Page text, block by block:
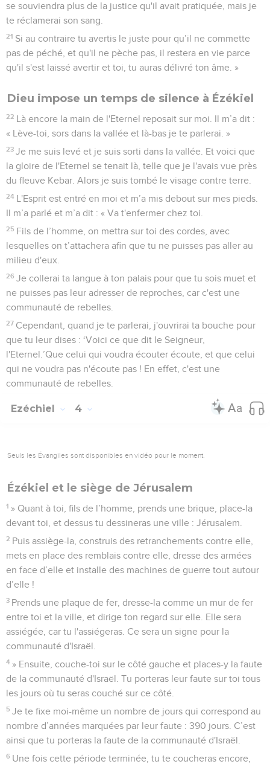
se souviendra plus de la justice qu'il avait pratiquée, mais je
te réclamerai son sang.
21 Si au contraire tu avertis le juste pour qu’il ne commette
pas de péché, et qu'il ne pèche pas, il restera en vie parce
qu'il s'est laissé avertir et toi, tu auras délivré ton âme. »
Dieu impose un temps de silence à Ézékiel
22 Là encore la main de l'Eternel reposait sur moi. Il m’a dit :
« Lève-toi, sors dans la vallée et là-bas je te parlerai. »
23 Je me suis levé et je suis sorti dans la vallée. Et voici que
la gloire de l'Eternel se tenait là, telle que je l'avais vue près
du fleuve Kebar. Alors je suis tombé le visage contre terre.
24 L'Esprit est entré en moi et m’a mis debout sur mes pieds.
Il m’a parlé et m’a dit : « Va t'enfermer chez toi.
25 Fils de l’homme, on mettra sur toi des cordes, avec
lesquelles on t’attachera afin que tu ne puisses pas aller au
milieu d'eux.
26 Je collerai ta langue à ton palais pour que tu sois muet et
ne puisses pas leur adresser de reproches, car c'est une
communauté de rebelles.
27 Cependant, quand je te parlerai, j'ouvrirai ta bouche pour
que tu leur dises : ‘Voici ce que dit le Seigneur,
l'Eternel.’Que celui qui voudra écouter écoute, et que celui
qui ne voudra pas n'écoute pas ! En effet, c'est une
communauté de rebelles.
Ezéchiel 4
Seuls les Évangiles sont disponibles en vidéo pour le moment.
Ézékiel et le siège de Jérusalem
1 » Quant à toi, fils de l’homme, prends une brique, place-la
devant toi, et dessus tu dessineras une ville : Jérusalem.
2 Puis assiège-la, construis des retranchements contre elle,
mets en place des remblais contre elle, dresse des armées
en face d’elle et installe des machines de guerre tout autour
d’elle !
3 Prends une plaque de fer, dresse-la comme un mur de fer
entre toi et la ville, et dirige ton regard sur elle. Elle sera
assiégée, car tu l'assiégeras. Ce sera un signe pour la
communauté d'Israël.
4 » Ensuite, couche-toi sur le côté gauche et places-y la faute
de la communauté d'Israël. Tu porteras leur faute sur toi tous
les jours où tu seras couché sur ce côté.
5 Je te fixe moi-même un nombre de jours qui correspond au
nombre d’années marquées par leur faute : 390 jours. C’est
ainsi que tu porteras la faute de la communauté d'Israël.
6 Une fois cette période terminée, tu te coucheras encore,